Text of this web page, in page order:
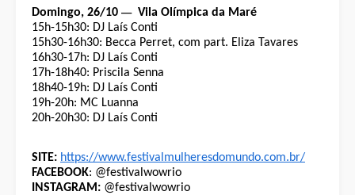
Domingo, 26/10 — Vila Olímpica da Maré
15h-15h30: DJ Laís Conti
15h30-16h30: Becca Perret, com part. Eliza Tavares
16h30-17h: DJ Laís Conti
17h-18h40: Priscila Senna
18h40-19h: DJ Laís Conti
19h-20h: MC Luanna
20h-20h30: DJ Laís Conti
SITE: https://www.festivalmulheresdomundo.com.br/
FACEBOOK: @festivalwowrio
INSTAGRAM: @festivalwowrio